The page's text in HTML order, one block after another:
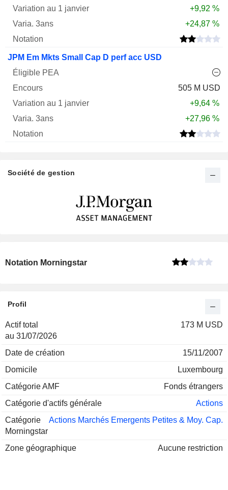
+9,92 %
+24,87 %
JPM Em Mkts Small Cap D perf acc USD
505 M USD
+9,64 %
+27,96 %
Société de gestion
Notation Morningstar
Profil
Actif total
au 31/07/2026
173 M USD
Date de création
15/11/2007
Domicile
Luxembourg
Catégorie AMF
Fonds étrangers
Catégorie d'actifs générale
Actions
Catégorie
Morningstar
Actions Marchés Emergents Petites & Moy. Cap.
Zone géographique Aucune restriction